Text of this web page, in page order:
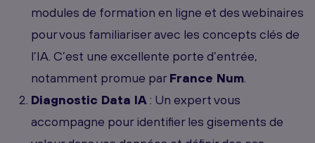
modules de formation en ligne et des webinaires
pour vous familiariser avec les concepts clés de
l’IA. C’est une excellente porte d’entrée,
notamment promue parFrance Num.
Diagnostic Data IA : Un expert vous
accompagne pour identifier les gisements de